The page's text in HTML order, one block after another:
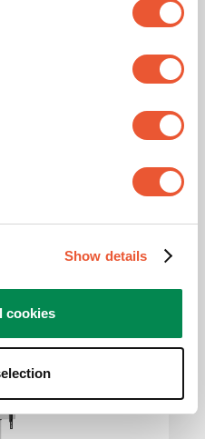
Show details
cookies
mm x 200 mm, 400 mm
Inclinaison jusqu'à 20°